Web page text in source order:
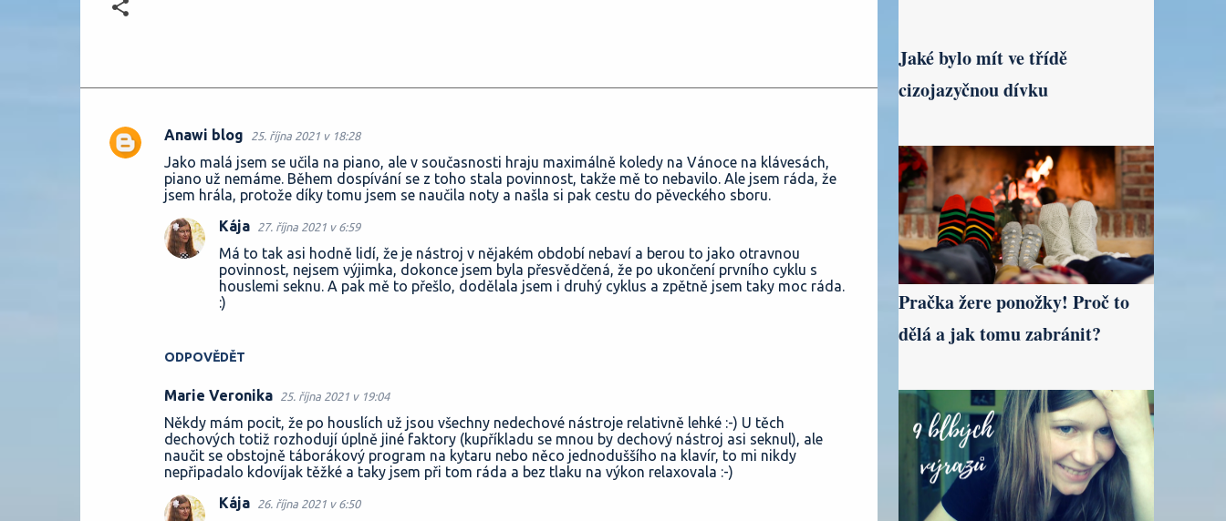
K
Anawi blog 25. října 2021 v 18:28
Jako malá jsem se učila na piano, ale v současnosti hraju maximálně koledy na Vánoce na klávesách,
piano už nemáme. Během dospívání se z toho stala povinnost, takže mě to nebavilo. Ale jsem ráda, že
jsem hrála, protože díky tomu jsem se naučila noty a našla si pak cestu do pěveckého sboru.
ODPOVĚDĚT
Kája 27. října 2021 v 6:59
Má to tak asi hodně lidí, že je nástroj v nějakém období nebaví a berou to jako otravnou
povinnost, nejsem výjimka, dokonce jsem byla přesvědčená, že po ukončení prvního cyklu s
houslemi seknu. A pak mě to přešlo, dodělala jsem i druhý cyklus a zpětně jsem taky moc ráda.
:)
Marie Veronika 25. října 2021 v 19:04
Někdy mám pocit, že po houslích už jsou všechny nedechové nástroje relativně lehké :-) U těch
dechových totiž rozhodují úplně jiné faktory (kupříkladu se mnou by dechový nástroj asi seknul), ale
naučit se obstojně táborákový program na kytaru nebo něco jednoduššího na klavír, to mi nikdy
nepřipadalo kdovíjak těžké a taky jsem při tom ráda a bez tlaku na výkon relaxovala :-)
Kája 26. října 2021 v 6:50
Jaké bylo mít ve třídě
cizojazyčnou dívku
Pračka žere ponožky! Proč to
dělá a jak tomu zabránit?